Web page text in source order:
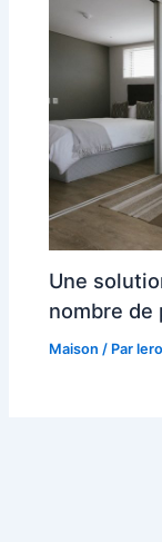
Une
nombre de
Maison / Par